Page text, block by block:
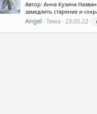
Автор: Анна Кузина
замедлить старение и
Angel Тема 23.05.22